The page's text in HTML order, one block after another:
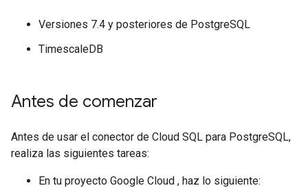
Versiones 7.4 y posteriores de PostgreSQL
TimescaleDB
Antes de comenzar
Antes de usar el conector de Cloud SQL para PostgreSQL,
realiza las siguientes tareas:
En tu proyecto Google Cloud , haz lo siguiente: